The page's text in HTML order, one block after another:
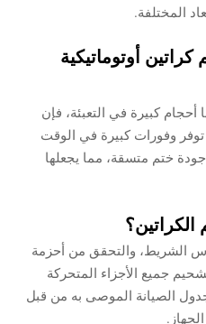
المختلفة.
أوتوماتيكية
أحجام كبيرة في التعبئة، فإن
توفر وفورات كبيرة في الوقت
ختم متسقة، مما يجعلها
الشريط، والتحقق من أحزمة
جميع الأجزاء المتحركة
الصيانة الموصى به من قبل